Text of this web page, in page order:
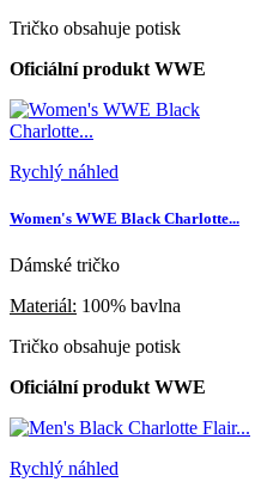
Tričko obsahuje potisk
Oficiální produkt WWE
Rychlý náhled
Women's WWE Black Charlotte...
Dámské tričko
Materiál: 100% bavlna
Tričko obsahuje potisk
Oficiální produkt WWE
Rychlý náhled